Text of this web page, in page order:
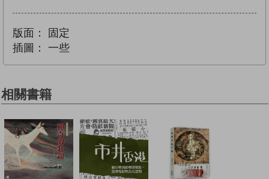
版面：
固定
插圖：
一些
相關書籍